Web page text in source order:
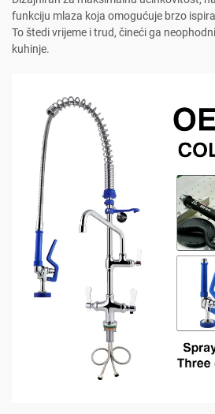
funkciju mlaza koja omogućuje brzo
To štedi vrijeme i trud, čineći ga
kuhinje.